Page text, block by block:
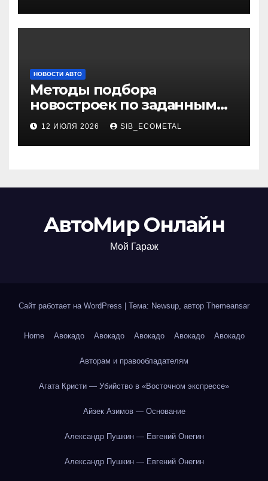
НОВОСТИ АВТО
Методы подбора
новостроек по заданным
критериям
12 ИЮЛЯ 2026 SIB_ECOMETAL
АвтоМир Онлайн
Мой Гараж
Сайт работает на WordPress Тема: Newsup, автор Themeansar
Home Авокадо Авокадо Авокадо Авокадо Авокадо
Авторам и правообладателям
Агата Кристи — Убийство в «Восточном экспрессе»
Айзек Азимов — Основание
Александр Пушкин — Евгений Онегин
Александр Пушкин — Евгений Онегин